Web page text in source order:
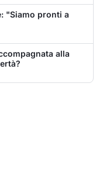
"Siamo pronti a
alla